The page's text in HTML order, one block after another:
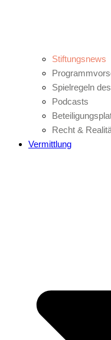
Stiftungsnews
Spielregeln
Podcasts
Recht &
Vermittlung